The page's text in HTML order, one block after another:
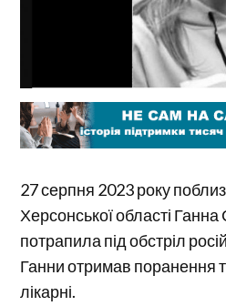
27 серпня 2023 року
Херсонської області
потрапила під обстріл
Ганни отримав поранення
лікарні.